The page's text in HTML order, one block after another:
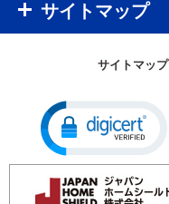
サイトマップ
サイトマップ